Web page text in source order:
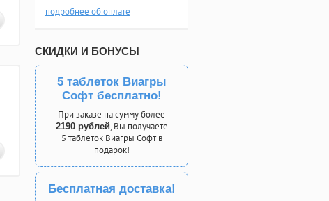
подробнее об оплате
СКИДКИ И БОНУСЫ
5 таблеток Виагры
Софт бесплатно!
При заказе на сумму более
2190 рублей, Вы получаете
5 таблеток Виагры Софт в
подарок!
Бесплатная доставка!